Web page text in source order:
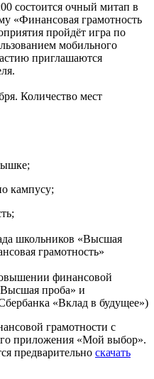
состоится очный митап в
«Финансовая грамотность
пройдёт игра по
мобильного
приглашаются
Количество мест
кампусу;
школьников «Высшая
грамотность»
финансовой
проба» и
«Вклад в будущее»)
грамотности с
приложения «Мой выбор».
предварительно скачать